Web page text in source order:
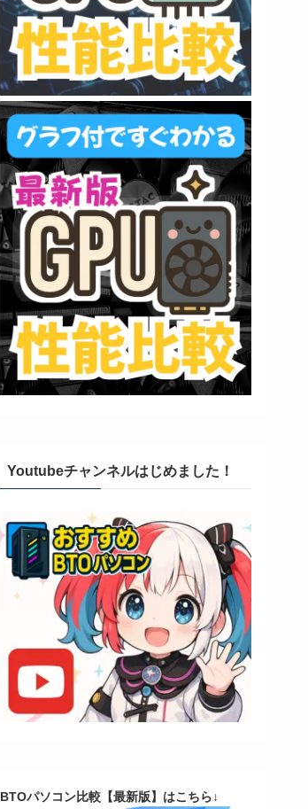
Youtubeチャンネルはじめました！
BTOパソコン比較【最新版】はこちら↓